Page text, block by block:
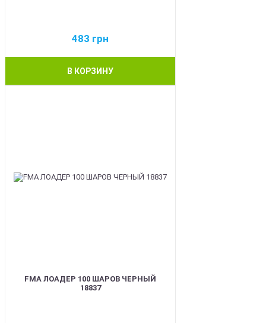
483 грн
В КОРЗИНУ
FMA ЛОАДЕР 100 ШАРОВ ЧЕРНЫЙ
18837